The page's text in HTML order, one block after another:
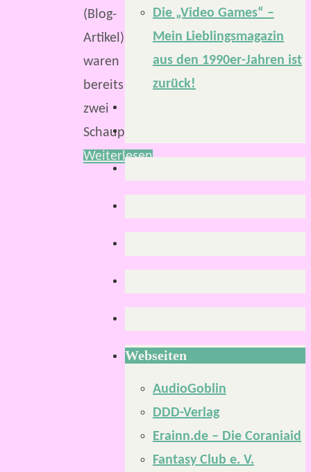
(Blog-
Artikel)
waren
bereits
zwei
Schauplatzbeschreibungen…
Weiterlesen
Die „Video Games“ –
Mein Lieblingsmagazin
aus den 1990er-Jahren ist
zurück!
Webseiten
AudioGoblin
DDD-Verlag
Erainn.de – Die Coraniaid
Fantasy Club e. V.